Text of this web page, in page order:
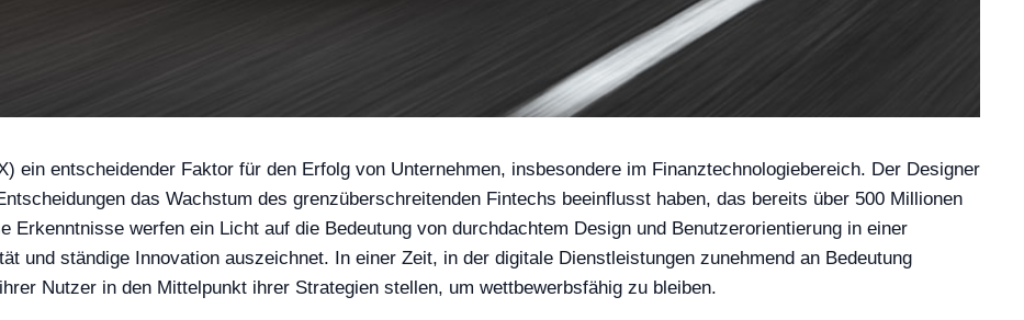
ein entscheidender Faktor für den Erfolg von Unternehmen, insbesondere im Finanztechnologiebereich. Der Designer
das Wachstum des grenzüberschreitenden Fintechs beeinflusst haben, das bereits über 500 Millionen
Erkenntnisse werfen ein Licht auf die Bedeutung von durchdachtem Design und Benutzerorientierung in einer
und ständige Innovation auszeichnet. In einer Zeit, in der digitale Dienstleistungen zunehmend an Bedeutung
Nutzer in den Mittelpunkt ihrer Strategien stellen, um wettbewerbsfähig zu bleiben.